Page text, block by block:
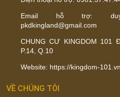
Email hỗ trợ:
pkdkingland@gmail.com
CHUNG CƯ KINGDOM 101
P.14, Q.10
Website: https://kingdom-101.vn
VỀ CHÚNG TÔI